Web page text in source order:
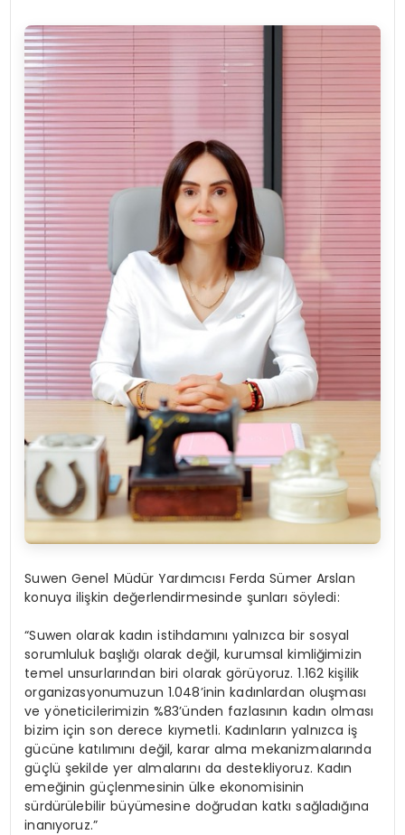
Suwen Genel Müdür Yardımcısı Ferda Sümer Arslan
konuya ilişkin değerlendirmesinde şunları söyledi:
“Suwen olarak kadın istihdamını yalnızca bir sosyal
sorumluluk başlığı olarak değil, kurumsal kimliğimizin
temel unsurlarından biri olarak görüyoruz. 1.162 kişilik
organizasyonumuzun 1.048’inin kadınlardan oluşması
ve yöneticilerimizin %83’ünden fazlasının kadın olması
bizim için son derece kıymetli. Kadınların yalnızca iş
gücüne katılımını değil, karar alma mekanizmalarında
güçlü şekilde yer almalarını da destekliyoruz. Kadın
emeğinin güçlenmesinin ülke ekonomisinin
sürdürülebilir büyümesine doğrudan katkı sağladığına
inanıyoruz.”